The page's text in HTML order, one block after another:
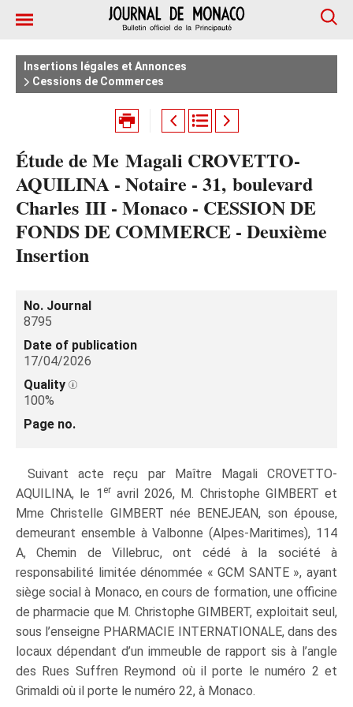
Insertions légales et Annonces
Cessions de Commerces
Étude de Me Magali CROVETTO-
AQUILINA - Notaire - 31, boulevard
Charles III - Monaco - CESSION DE
FONDS DE COMMERCE - Deuxième
Insertion
No. Journal
8795
Date of publication
17/04/2026
Quality
100%
Page no.
Suivant acte reçu par Maître Magali CROVETTO-
AQUILINA, le 1 eravril 2026, M. Christophe GIMBERT et
Mme Christelle GIMBERT née BENEJEAN, son épouse,
demeurant ensemble à Valbonne (Alpes-Maritimes), 114
A, Chemin de Villebruc, ont cédé à la société à
responsabilité limitée dénommée « GCM SANTE », ayant
siège social à Monaco, en cours de formation, une officine
de pharmacie que M. Christophe GIMBERT, exploitait seul,
sous l’enseigne PHARMACIE INTERNATIONALE, dans des
locaux dépendant d’un immeuble de rapport sis à l’angle
des Rues Suffren Reymond où il porte le numéro 2 et
Grimaldi où il porte le numéro 22, à Monaco.